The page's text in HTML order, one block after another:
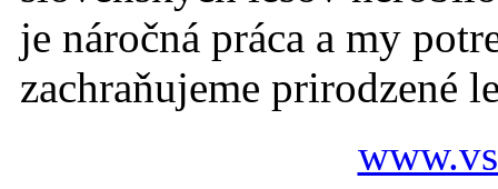
je náročná práca a my
zachraňujeme prirodzené